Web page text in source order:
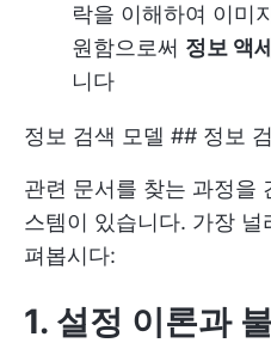
락을 이해하여 이미
원함으로써 정보 액
니다
정보 검색 모델 ## 정보
관련 문서를 찾는 과정을
스템이 있습니다. 가장
펴봅시다:
1. 설정 이론과